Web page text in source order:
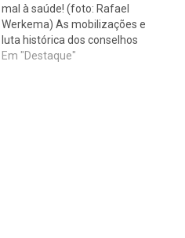
mal à saúde! (foto: Rafael
Werkema) As mobilizações e
luta histórica dos conselhos
profissionais, frentes e
Em "Destaque"